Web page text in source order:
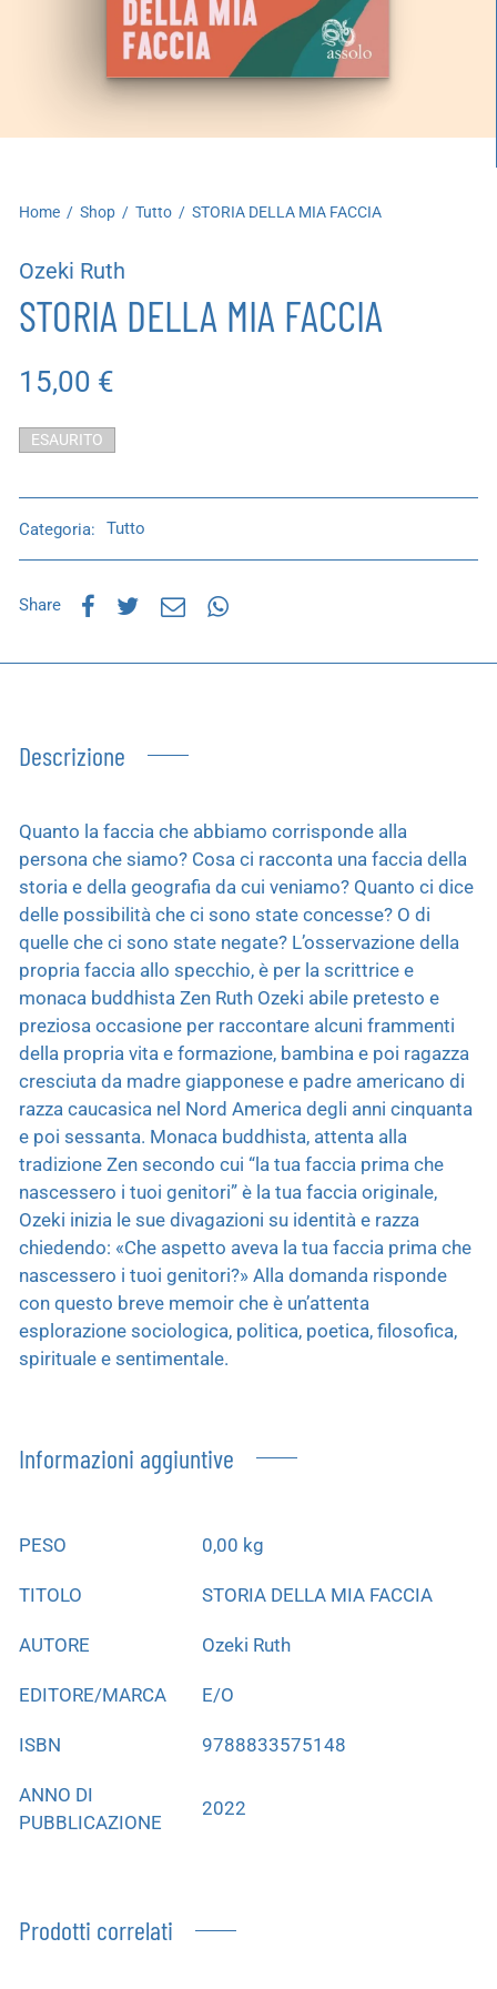
Home / Shop / Tutto / STORIA DELLA MIA FACCIA
Ozeki Ruth
STORIA DELLA MIA FACCIA
15,00 €
ESAURITO
Categoria: Tutto
Share
Descrizione
Quanto la faccia che abbiamo corrisponde alla
persona che siamo? Cosa ci racconta una faccia della
storia e della geografia da cui veniamo? Quanto ci dice
delle possibilità che ci sono state concesse? O di
quelle che ci sono state negate? L’osservazione della
propria faccia allo specchio, è per la scrittrice e
monaca buddhista Zen Ruth Ozeki abile pretesto e
preziosa occasione per raccontare alcuni frammenti
della propria vita e formazione, bambina e poi ragazza
cresciuta da madre giapponese e padre americano di
razza caucasica nel Nord America degli anni cinquanta
e poi sessanta. Monaca buddhista, attenta alla
tradizione Zen secondo cui “la tua faccia prima che
nascessero i tuoi genitori” è la tua faccia originale,
Ozeki inizia le sue divagazioni su identità e razza
chiedendo: «Che aspetto aveva la tua faccia prima che
nascessero i tuoi genitori?» Alla domanda risponde
con questo breve memoir che è un’attenta
esplorazione sociologica, politica, poetica, filosofica,
spirituale e sentimentale.
Informazioni aggiuntive
PESO 0,00 kg
TITOLO STORIA DELLA MIA FACCIA
AUTORE Ozeki Ruth
EDITORE/MARCA E/O
ISBN 9788833575148
ANNO DI
PUBBLICAZIONE
2022
Prodotti correlati